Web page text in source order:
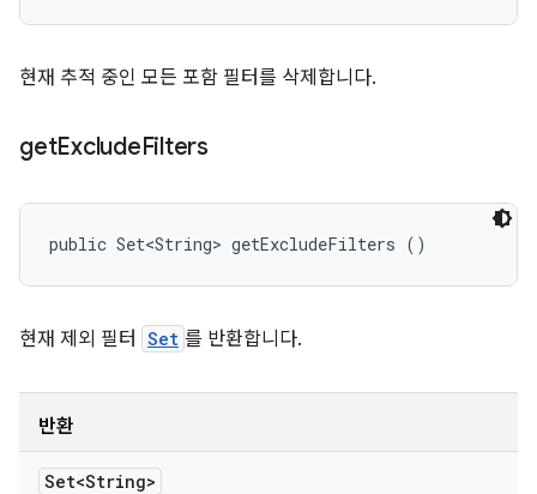
현재 추적 중인 모든 포함 필터를 삭제합니다.
getExcludeFilters
public Set<String> getExcludeFilters ()
현재 제외 필터 Set 를 반환합니다.
반환
Set<String>